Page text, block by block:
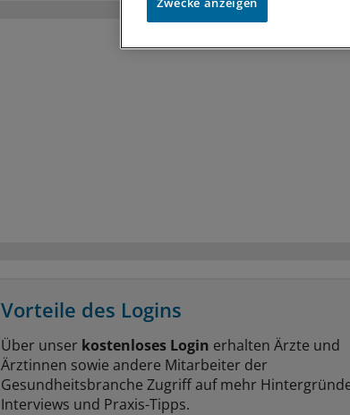
Vorteile des Logins
Über unser kostenloses Login erhalten Ärzte und
Ärztinnen sowie andere Mitarbeiter der
Gesundheitsbranche Zugriff auf mehr
Interviews und Praxis-Tipps.